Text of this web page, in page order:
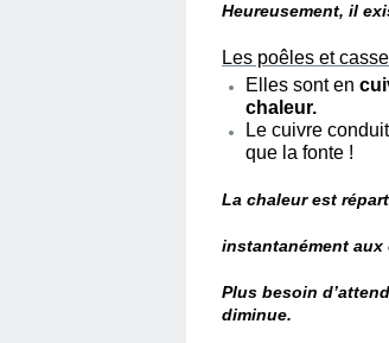
Heureusement, il
Les poêles et
Elles sont en
chaleur.
Le cuivre
que la fonte !
La chaleur est
instantanément aux
Plus besoin
diminue.